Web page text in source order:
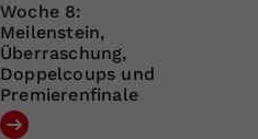
Woche 8:
Meilenstein,
Überraschung,
Doppelcoups und
Premierenfinale